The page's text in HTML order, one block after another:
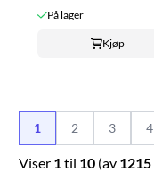
På lager
Kjøp
1 2 3 4
Viser 1 til 10 (av 1215